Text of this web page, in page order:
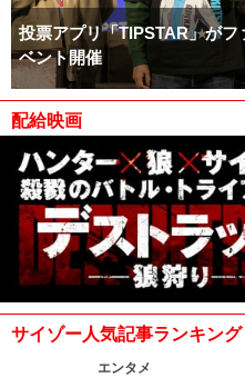
投票アプリ「TIPSTAR」がフ
ベント開催
配給映画
サイゾー人気記事ランキング
エンタメ